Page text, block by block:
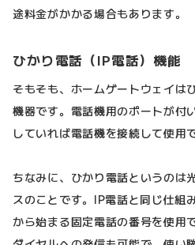
途料金がかかる場合もあります。
ひかり電話（IP電話）機能
そもそも、ホームゲートウェイは
機器です。電話機用のポートが付
していれば電話機を接続して使用
ちなみに、ひかり電話というのは
スのことです。IP電話と同じ仕組
から始まる固定電話の番号を使用